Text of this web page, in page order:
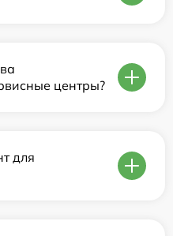
центры?
для